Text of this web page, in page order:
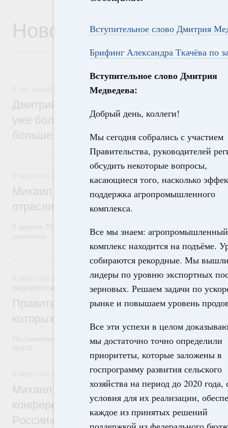
Вступительное слово Дмитрия
Брифинг Александра Ткачёва по
Вступительное слово Дмитрия
Медведева:
Добрый день, коллеги!
Мы сегодня собрались с участием
Правительства, руководителей
обсудить некоторые вопросы,
касающиеся того, насколько
поддержка агропромышленного
комплекса.
Все мы знаем: агропромышленный
комплекс находится на подъёме.
собираются рекордные. Мы
лидеры по уровню экспортных
зерновых. Решаем задачи по
рынке и повышаем уровень
Все эти успехи в целом
мы достаточно точно определили
приоритеты, которые заложены в
госпрограмму развития сельского
хозяйства на период до 2020 года,
условия для их реализации,
каждое из принятых решений
Новости
Среднее профессиональное образование
Дмитрий Чернышенко: В колледжи и
уже более 3,2 млн заявлений –
больше, чем за аналогичный период
Вчера
Регулирование в сфере строительства
Михаил Мишустин поздравил
отрасли с профессиональным
9 августа 2026 года отмечается профессиональный праздник
8 августа, суббота
Государственная политика в сфере
разработок
Правительство расширило перечень
которых освобождаются от НДФЛ
Постановление от 5 августа 2026 года
Отрасль информационных технологий
Михаил Мишустин дал поручения по
конференции «Цифровая индустрия
России»